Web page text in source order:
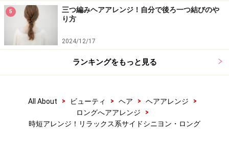
5
三つ編みヘアアレンジ！自分で後ろ一つ結びのや
り方
2024/12/17
ランキングをもっと見る
All About > ビューティ > ヘア > ヘアアレンジ
>
ロングへアアレンジ
>
時短アレンジ！リラックス系サイドシニヨン・ロング